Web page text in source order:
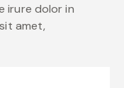
irure dolor in
amet,